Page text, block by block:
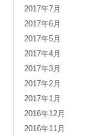
2017年7月
2017年6月
2017年5月
2017年4月
2017年3月
2017年2月
2017年1月
2016年12月
2016年11月